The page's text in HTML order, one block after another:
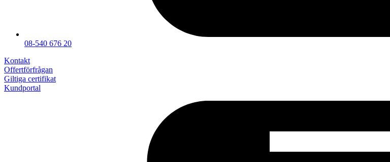
08-540 676 20
Kontakt
Offertförfrågan
Giltiga certifikat
Kundportal